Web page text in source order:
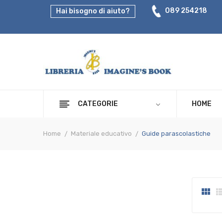
Hai bisogno di aiuto? 089 254218
CATEGORIE HOME
Home Materiale educativo Guide parascolastiche
